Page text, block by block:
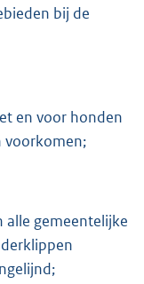
bij de
en voor honden
voorkomen;
alle gemeentelijke